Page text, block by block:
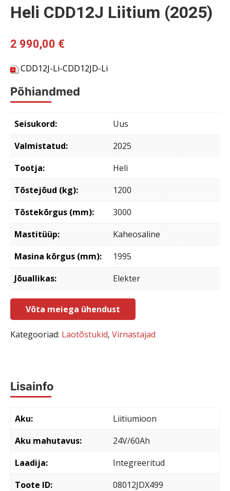
Heli CDD12J Liitium (2025)
2 990,00 €
CDD12J-Li-CDD12JD-Li
Põhiandmed
Seisukord:
Uus
Valmistatud:
2025
Tootja:
Heli
Tõstejõud (kg):
1200
Tõstekõrgus (mm):
3000
Mastitüüp:
Kaheosaline
Masina kõrgus (mm):
1995
Jõuallikas:
Elekter
Võta meiega ühendust
Kategooriad: Laotõstukid, Virnastajad
Lisainfo
Aku
Liitiumioon
Aku mahutavus
24V/60Ah
Laadija
Integreeritud
Toote ID
08012JDX499